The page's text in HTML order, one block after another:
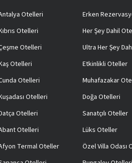
Otelleri
Otelleri
Otelleri
Otelleri
Otelleri
Otelleri
Otelleri
Otelleri
Termal Oteller
Erken
Her Şey Dahil
Ultra Her Şey
Etkinlikli Oteller
Muhafazakar
Doğa Otelleri
Sanatçılı Oteller
Lüks Oteller
Özel Villa Odası